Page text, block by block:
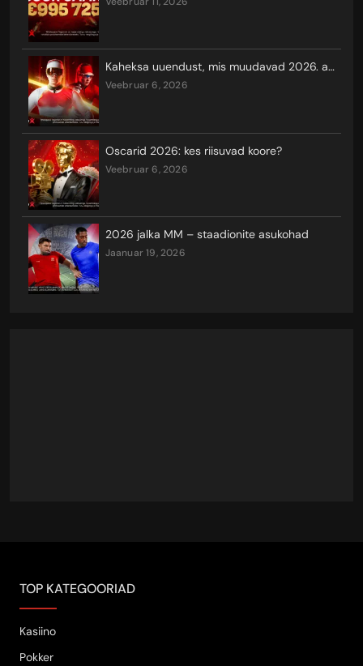
Kaheksa uuendust, mis muudavad 2026. aasta taliolümpiamängude vaatamist ja seal võistlemist
veebruar 6, 2026
Oscarid 2026: kes riisuvad koore?
veebruar 6, 2026
2026 jalka MM – staadionite asukohad
jaanuar 19, 2026
TOP KATEGOORIAD
Kasiino
Pokker